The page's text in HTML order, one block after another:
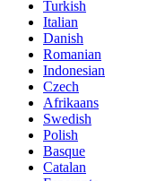
Turkish
Italian
Danish
Romanian
Indonesian
Czech
Afrikaans
Swedish
Polish
Basque
Catalan